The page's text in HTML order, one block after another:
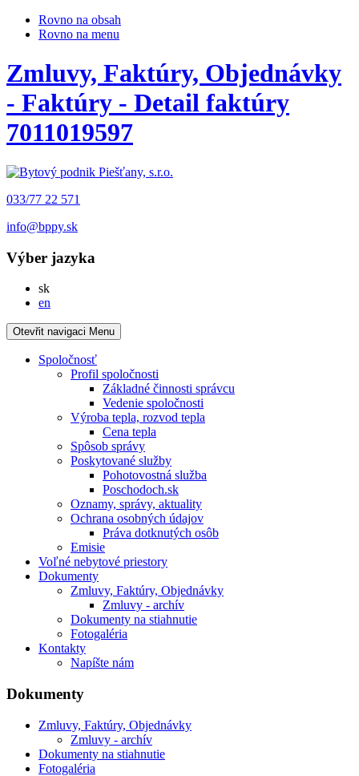
Rovno na obsah
Rovno na menu
Zmluvy, Faktúry, Objednávky
- Faktúry - Detail faktúry
7011019597
033/77 22 571
info@bppy.sk
Výber jazyka
skSlovensky
en
Otevřit navigaci Menu
Spoločnosť
Profil spoločnosti
Základné činnosti správcu
Vedenie spoločnosti
Výroba tepla, rozvod tepla
Cena tepla
Spôsob správy
Poskytované služby
Pohotovostná služba
Poschodoch.sk
Oznamy, správy, aktuality
Ochrana osobných údajov
Práva dotknutých osôb
Emisie
Voľné nebytové priestory
Dokumenty
Zmluvy, Faktúry, Objednávky
Zmluvy - archív
Dokumenty na stiahnutie
Fotogaléria
Kontakty
Napíšte nám
Dokumenty
Zmluvy, Faktúry, Objednávky
Zmluvy - archív
Dokumenty na stiahnutie
Fotogaléria